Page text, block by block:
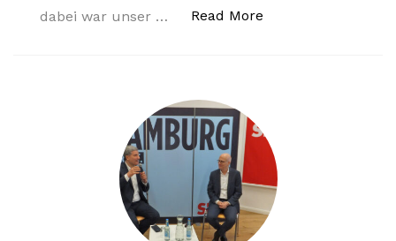
dabei war unser …
Read More